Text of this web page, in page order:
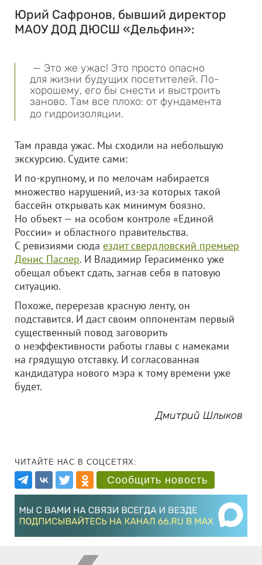
Юрий Сафронов, бывший директор
МАОУ ДОД ДЮСШ «Дельфин»:
— Это же ужас! Это просто опасно
для жизни будущих посетителей. По-
хорошему, его бы снести и выстроить
заново. Там все плохо: от фундамента
до гидроизоляции.
Там правда ужас. Мы сходили на небольшую
экскурсию. Судите сами:
И по-крупному, и по мелочам набирается
множество нарушений, из-за которых такой
бассейн открывать как минимум боязно.
Но объект — на особом контроле «Единой
России» и областного правительства.
С ревизиями сюда ездит свердловский премьер
Денис Паслер. И Владимир Герасименко уже
обещал объект сдать, загнав себя в патовую
ситуацию.
Похоже, перерезав красную ленту, он
подставится. И даст своим оппонентам первый
существенный повод заговорить
о неэффективности работы главы с намеками
на грядущую отставку. И согласованная
кандидатура нового мэра к тому времени уже
будет.
Дмитрий Шлыков
ЧИТАЙТЕ НАС В СОЦСЕТЯХ:
Сообщить новость